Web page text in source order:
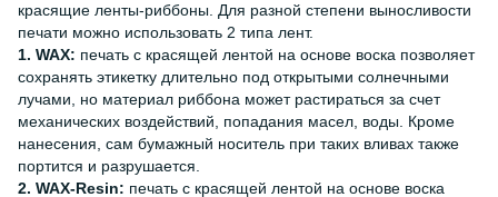
красящие ленты-риббоны. Для разной степени выносливости
печати можно использовать 2 типа лент.
1. WAX: печать с красящей лентой на основе воска позволяет
сохранять этикетку длительно под открытыми солнечными
лучами, но материал риббона может растираться за счет
механических воздействий, попадания масел, воды. Кроме
нанесения, сам бумажный носитель при таких вливах также
портится и разрушается.
2. WAX-Resin: печать с красящей лентой на основе воска